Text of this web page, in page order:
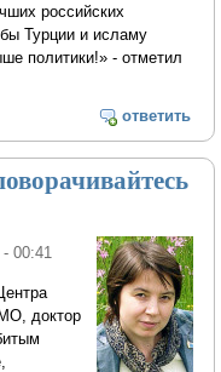
российских
Турции и исламу
политики!» - отметил
ответить
- 00:41
доктор